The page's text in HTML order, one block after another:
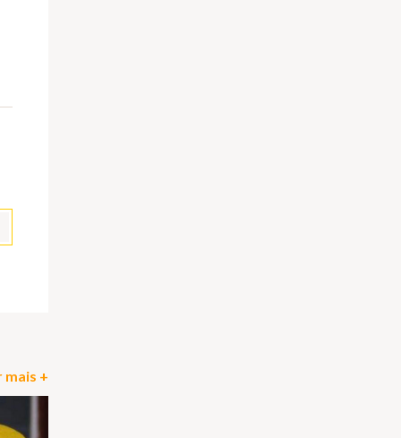
mais +